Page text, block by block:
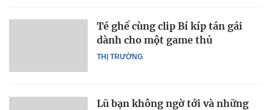
THỊ TRƯỜNG
Té ghế cùng clip Bí kíp tán gái
dành cho một game thủ
Lũ bạn không ngờ tới và những